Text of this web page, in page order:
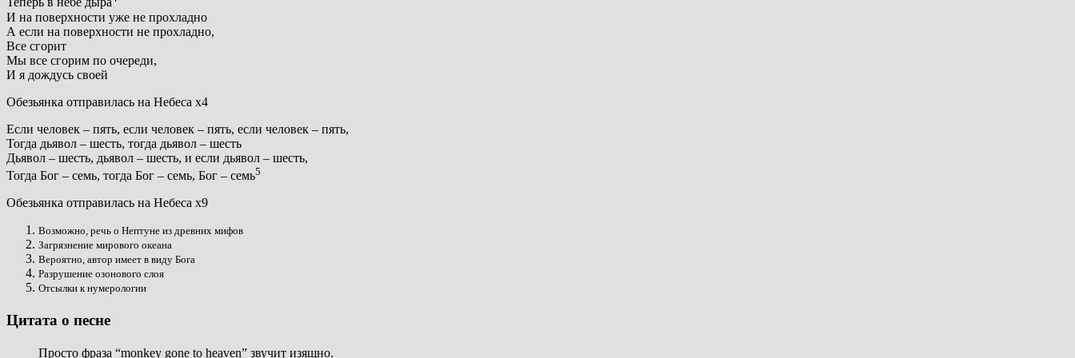
И на поверхности уже не прохладно
А если на поверхности не прохладно,
Все сгорит
Мы все сгорим по очереди,
И я дождусь своей
Обезьянка отправилась на Небеса х4
Если человек – пять, если человек – пять, если человек – пять,
Тогда дьявол – шесть, тогда дьявол – шесть
Дьявол – шесть, дьявол – шесть, и если дьявол – шесть,
Тогда Бог – семь, тогда Бог – семь, Бог – семь5
Обезьянка отправилась на Небеса х9
Возможно, речь о Нептуне из древних мифов
Загрязнение мирового океана
Вероятно, автор имеет в виду Бога
Разрушение озонового слоя
Отсылки к нумерологии
Цитата о песне
Просто фраза “monkey gone to heaven” звучит изящно.